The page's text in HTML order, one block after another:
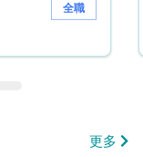
全職
更多